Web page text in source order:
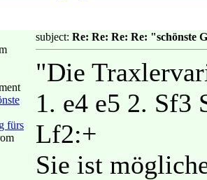
fürs
subject: Re: Re: Re: Re: "schönste
"Die
1. e4 e5 2. Sf3
Lf2:+
Sie ist